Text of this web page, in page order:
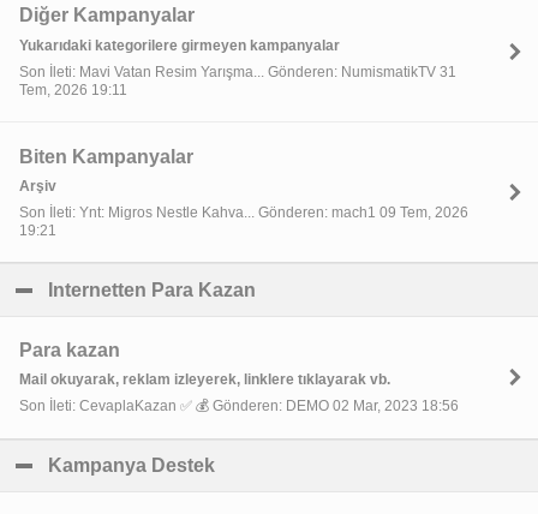
Diğer Kampanyalar
Yukarıdaki kategorilere girmeyen kampanyalar
Son İleti: Mavi Vatan Resim Yarışma... Gönderen: NumismatikTV 31
Tem, 2026 19:11
Biten Kampanyalar
Arşiv
Son İleti: Ynt: Migros Nestle Kahva... Gönderen: mach1 09 Tem, 2026
19:21
Internetten Para Kazan
Para kazan
Mail okuyarak, reklam izleyerek, linklere tıklayarak vb.
Son İleti: CevaplaKazan ✅ 💰 Gönderen: DEMO 02 Mar, 2023 18:56
Kampanya Destek